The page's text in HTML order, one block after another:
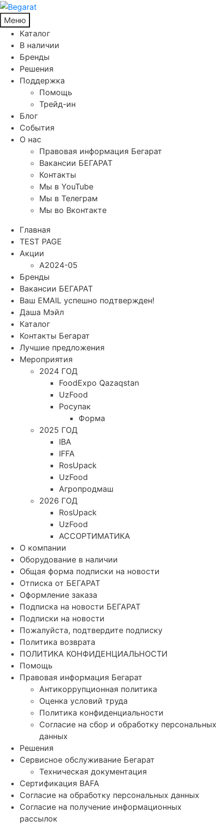
Меню
Каталог
В наличии
Бренды
Решения
Поддержка
Помощь
Трейд-ин
Блог
События
О нас
Правовая информация Бегарат
Вакансии БЕГАРАТ
Контакты
Мы в YouTube
Мы в Телеграм
Мы во Вконтакте
Главная
TEST PAGE
Акции
A2024-05
Бренды
Вакансии БЕГАРАТ
Ваш EMAIL успешно подтвержден!
Даша Мэйл
Каталог
Контакты Бегарат
Лучшие предложения
Мероприятия
2024 ГОД
FoodExpo Qazaqstan
UzFood
Росупак
Форма
2025 ГОД
IBA
IFFA
RosUpack
UzFood
Агропродмаш
2026 ГОД
RosUpack
UzFood
АССОРТИМАТИКА
О компании
Оборудование в наличии
Общая форма подписки на новости
Отписка от БЕГАРАТ
Оформление заказа
Подписка на новости БЕГАРАТ
Подписки на новости
Пожалуйста, подтвердите подписку
Политика возврата
ПОЛИТИКА КОНФИДЕНЦИАЛЬНОСТИ
Помощь
Правовая информация Бегарат
Антикоррупционная политика
Оценка условий труда
Политика конфиденциальности
Согласие на сбор и обработку персональных
данных
Решения
Сервисное обслуживание Бегарат
Техническая документация
Сертификация BAFA
Согласие на обработку персональных данных
Согласие на получение информационных
рассылок